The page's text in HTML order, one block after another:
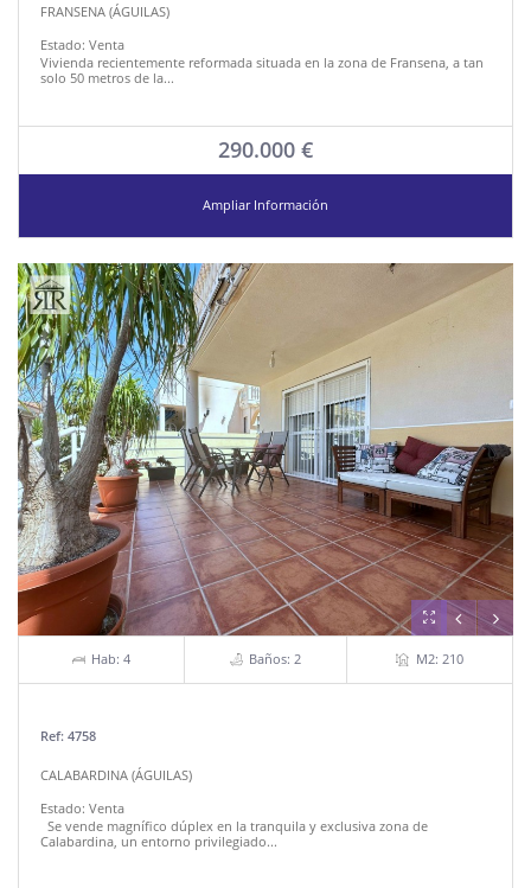
FRANSENA (ÁGUILAS)
Estado: Venta
Vivienda recientemente reformada situada en la zona de Fransena, a tan
solo 50 metros de la...
290.000 €
Ampliar Información
Hab: 4 Baños: 2 M2: 210
Ref: 4758
CALABARDINA (ÁGUILAS)
Estado: Venta
Se vende magnífico dúplex en la tranquila y exclusiva zona de
Calabardina, un entorno privilegiado...